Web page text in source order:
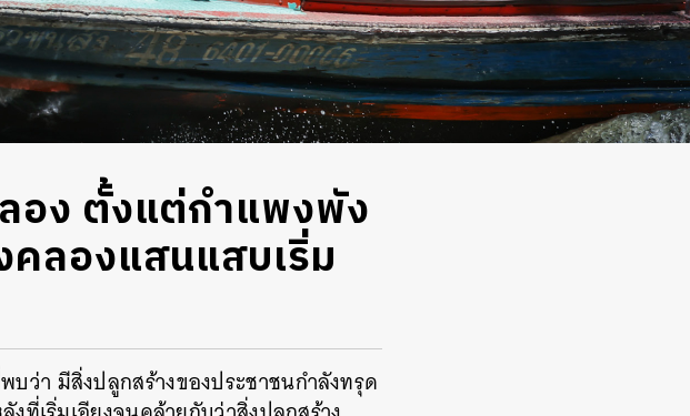
อง ตั้งแต่กำแพงพัง
คลองแสนแสบเริ่ม
า มีสิ่งปลูกสร้างของประชาชนกำลังทรุด